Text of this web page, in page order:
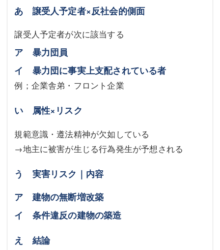
あ 譲受人予定者×反社会的側面
譲受人予定者が次に該当する
ア 暴力団員
イ 暴力団に事実上支配されている者
例；企業舎弟・フロント企業
い 属性×リスク
規範意識・遵法精神が欠如している
→地主に被害が生じる行為発生が予想される
う 実害リスク｜内容
ア 建物の無断増改築
イ 条件違反の建物の築造
え 結論